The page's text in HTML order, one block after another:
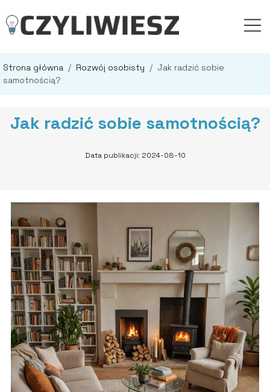
Strona główna / Rozwój osobisty / Jak radzić sobie
samotnością?
Jak radzić sobie samotnością?
Data publikacji: 2024-08-10